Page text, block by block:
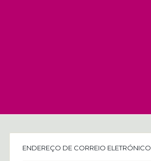
ENDEREÇO DE CORREIO ELETRÓNICO